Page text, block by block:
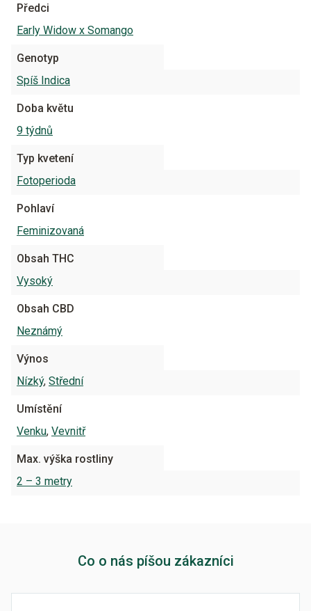
Předci
Early Widow x Somango
Genotyp
Spíš Indica
Doba květu
9 týdnů
Typ kvetení
Fotoperioda
Pohlaví
Feminizovaná
Obsah THC
Vysoký
Obsah CBD
Neznámý
Výnos
Nízký, Střední
Umístění
Venku, Vevnitř
Max. výška rostliny
2 – 3 metry
Co o nás píšou zákazníci